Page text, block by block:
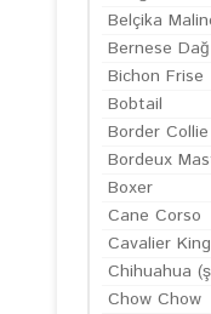
Belçika
Bernese
Bichon Frise
Bobtail
Border Collie
Bordeux
Boxer
Cane Corso
Cavalier
Chihuahua
Chow Chow